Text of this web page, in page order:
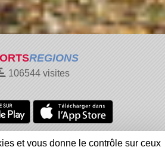
REGIONS
106544 visites
Gestion des cookies
et vous donne le contrôle sur ceux